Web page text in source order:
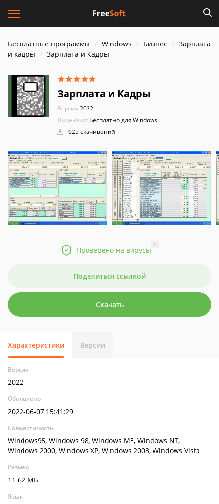
Бесплатные программы Windows Бизнес
Зарплата
и кадры
Зарплата и Кадры
Зарплата и Кадры
Версия:2022
Лицензия: Бесплатно для Windows
625 скачиваний
Проверено на вирусы
?
Поделиться ссылкой
Скачать
Характеристики Версии
Версия
2022
Обновлено
2022-06-07 15:41:29
Совместимость
Windows95, Windows 98, Windows ME, Windows NT,
Windows 2000, Windows XP, Windows 2003, Windows Vista
Размер
11.62 МБ
Язык